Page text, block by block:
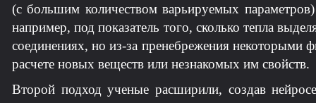
(с большим количеством варьируемых
например, под показатель того, сколько тепла
соединениях, но из-за пренебрежения некоторыми
расчете новых веществ или незнакомых им свойств.
Второй подход ученые расширили, создав